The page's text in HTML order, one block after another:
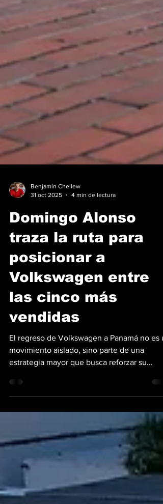
Benjamín Chellew
31 oct 2025
4 min de lectura
Domingo Alonso
traza la ruta para
posicionar a
Volkswagen entre
las cinco más
vendidas
El regreso de Volkswagen a Panamá no es
movimiento aislado, sino parte de una
alemana atraviesa una etapa de crecimiento
sostenido en la región, impulsada por una
inversión de 3.7 mil millones de dólares
2028 y el lanzamiento de 21 nuevos
En este contexto, Panamá se convierte en
punto estratégico, no solo por su ubicación,
sino también por su potencial de